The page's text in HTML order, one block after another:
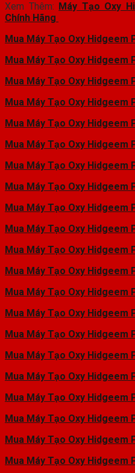
Xem Thêm: Máy Tạo Oxy
Chính Hãng
Mua Máy Tạo Oxy Hidgeem
Mua Máy Tạo Oxy Hidgeem
Mua Máy Tạo Oxy Hidgeem
Mua Máy Tạo Oxy Hidgeem
Mua Máy Tạo Oxy Hidgeem
Mua Máy Tạo Oxy Hidgeem
Mua Máy Tạo Oxy Hidgeem
Mua Máy Tạo Oxy Hidgeem
Mua Máy Tạo Oxy Hidgeem
Mua Máy Tạo Oxy Hidgeem
Mua Máy Tạo Oxy Hidgeem
Mua Máy Tạo Oxy Hidgeem
Mua Máy Tạo Oxy Hidgeem
Mua Máy Tạo Oxy Hidgeem
Mua Máy Tạo Oxy Hidgeem
Mua Máy Tạo Oxy Hidgeem
Mua Máy Tạo Oxy Hidgeem
Mua Máy Tạo Oxy Hidgeem
Mua Máy Tạo Oxy Hidgeem
Mua Máy Tạo Oxy Hidgeem
Mua Máy Tạo Oxy Hidgeem